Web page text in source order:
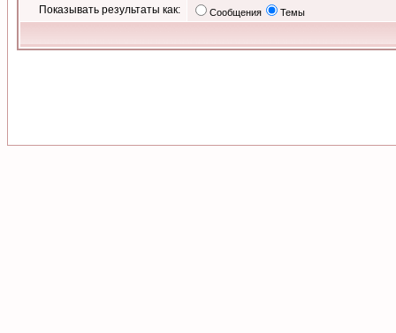
Показывать результаты как: Сообщения Темы